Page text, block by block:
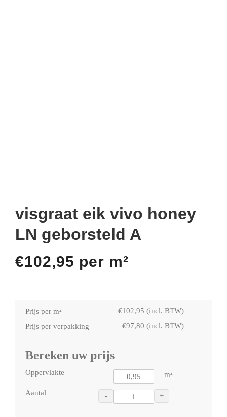
visgraat eik vivo honey
LN geborsteld A
€102,95 per m²
Prijs per m² €102,95 (incl. BTW)
Prijs per verpakking
€97,80 (incl. BTW)
Bereken uw prijs
Oppervlakte m²
Aantal - +